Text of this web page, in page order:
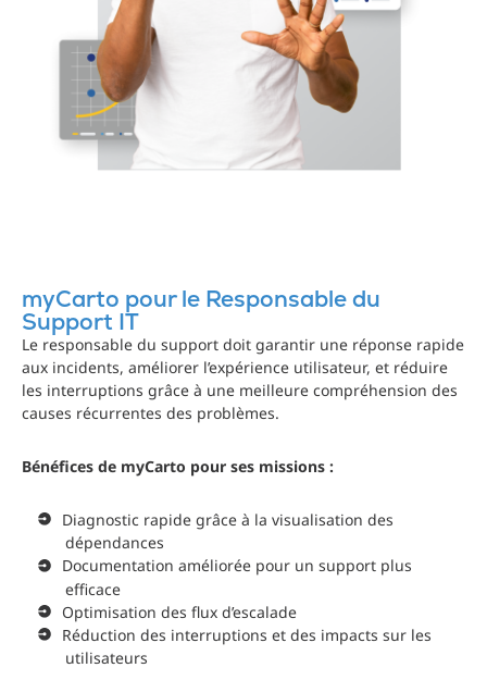
myCarto pour le Responsable du
Support IT
Le responsable du support doit garantir une réponse rapide
aux incidents, améliorer l’expérience utilisateur, et réduire
les interruptions grâce à une meilleure compréhension des
causes récurrentes des problèmes.
Bénéfices de myCarto pour ses missions :
Diagnostic rapide grâce à la visualisation des
dépendances
Documentation améliorée pour un support plus
efficace
Optimisation des flux d’escalade
Réduction des interruptions et des impacts sur les
utilisateurs